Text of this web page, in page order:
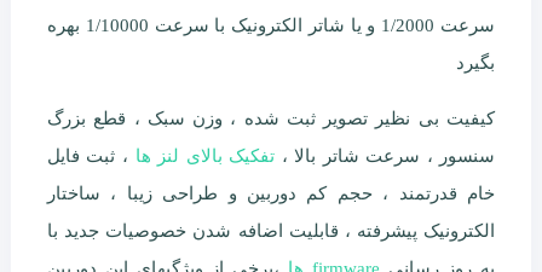
سرعت 1/2000 و یا شاتر الکترونیک با سرعت 1/10000 بهره
بگیرد
کیفیت بی نظیر تصویر ثبت شده ، وزن سبک ، قطع بزرگ
سنسور ، سرعت شاتر بالا ، تفکیک بالای لنز ها ، ثبت فایل
خام قدرتمند ، حجم کم دوربین و طراحی زیبا ، ساختار
الکترونیک پیشرفته ، قابلیت اضافه شدن خصوصیات جدید با